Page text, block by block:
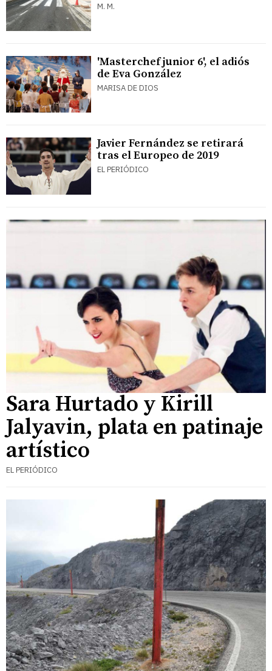
M. M.
'Masterchef junior 6', el adiós
de Eva González
MARISA DE DIOS
Javier Fernández se retirará
tras el Europeo de 2019
EL PERIÓDICO
Sara Hurtado y Kirill
Jalyavin, plata en patinaje
artístico
EL PERIÓDICO